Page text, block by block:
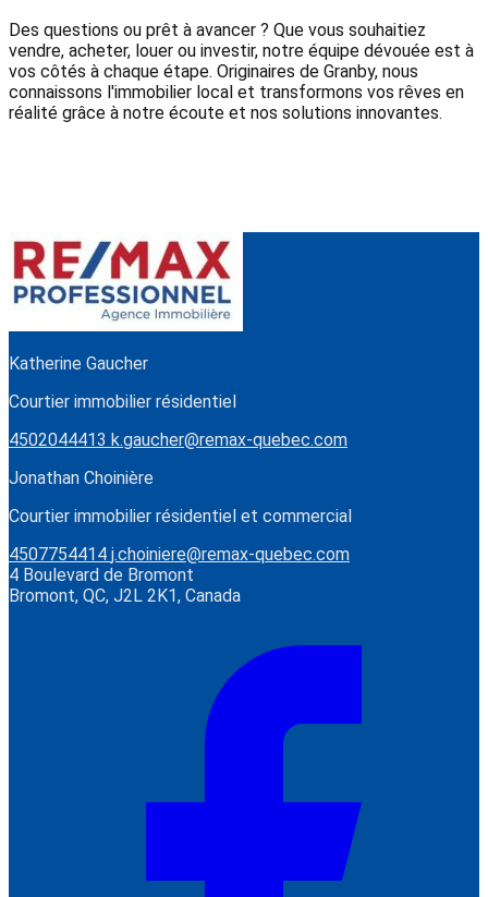
Des questions ou prêt à avancer ? Que vous souhaitiez
vendre, acheter, louer ou investir, notre équipe dévouée est à
vos côtés à chaque étape. Originaires de Granby, nous
connaissons l'immobilier local et transformons vos rêves en
réalité grâce à notre écoute et nos solutions innovantes.
Katherine Gaucher
Courtier immobilier résidentiel
4502044413 k.gaucher@remax-quebec.com
Jonathan Choinière
Courtier immobilier résidentiel et commercial
4507754414 j.choiniere@remax-quebec.com
4 Boulevard de Bromont
Bromont, QC, J2L 2K1, Canada